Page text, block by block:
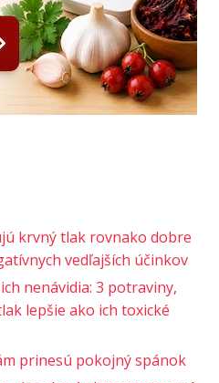
krvný tlak rovnako dobre
vedľajších účinkov
nenávidia: 3 potraviny,
lepšie ako ich toxické
prinesú pokojný spánok